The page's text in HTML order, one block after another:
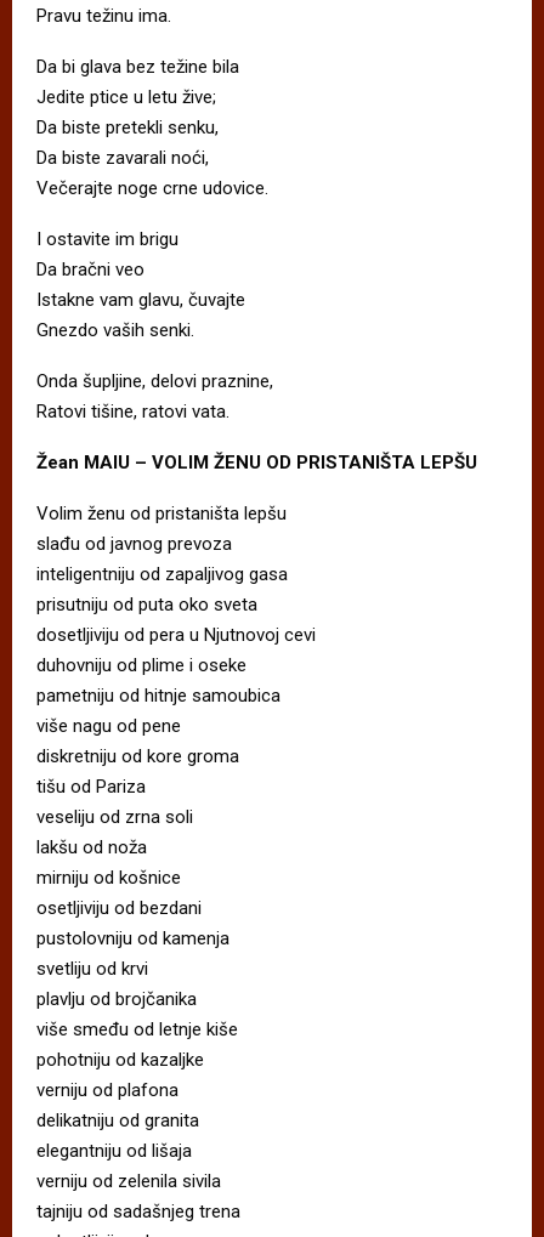
Pravu težinu ima.
Da bi glava bez težine bila
Jedite ptice u letu žive;
Da biste pretekli senku,
Da biste zavarali noći,
Večerajte noge crne udovice.
I ostavite im brigu
Da bračni veo
Istakne vam glavu, čuvajte
Gnezdo vaših senki.
Onda šupljine, delovi praznine,
Ratovi tišine, ratovi vata.
Žean MAIU – VOLIM ŽENU OD PRISTANIŠTA LEPŠU
Volim ženu od pristaništa lepšu
slađu od javnog prevoza
inteligentniju od zapaljivog gasa
prisutniju od puta oko sveta
dosetljiviju od pera u Njutnovoj cevi
duhovniju od plime i oseke
pametniju od hitnje samoubica
više nagu od pene
diskretniju od kore groma
tišu od Pariza
veseliju od zrna soli
lakšu od noža
mirniju od košnice
osetljiviju od bezdani
pustolovniju od kamenja
svetliju od krvi
plavlju od brojčanika
više smeđu od letnje kiše
pohotniju od kazaljke
verniju od plafona
delikatniju od granita
elegantniju od lišaja
verniju od zelenila sivila
tajniju od sadašnjeg trena